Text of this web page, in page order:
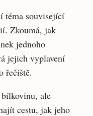
téma související
Zkoumá, jak
jednoho
jejich vyplavení
řečiště.
ale
cestu, jak jeho